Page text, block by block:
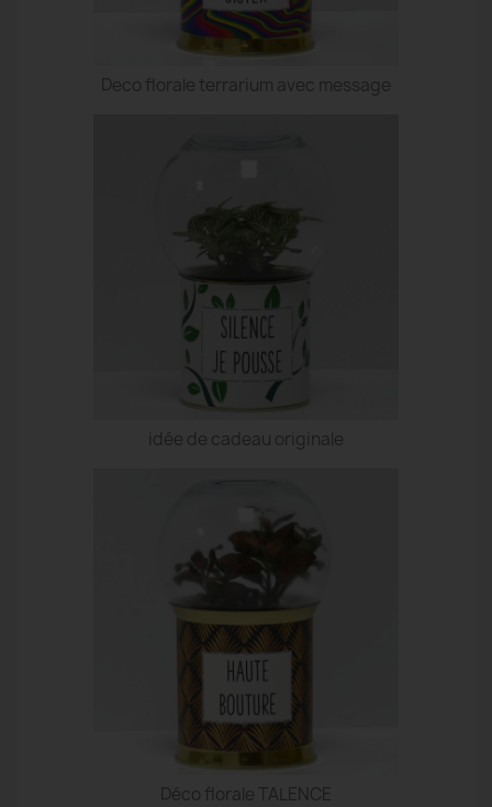
Deco florale terrarium avec message
idée de cadeau originale
Déco florale TALENCE